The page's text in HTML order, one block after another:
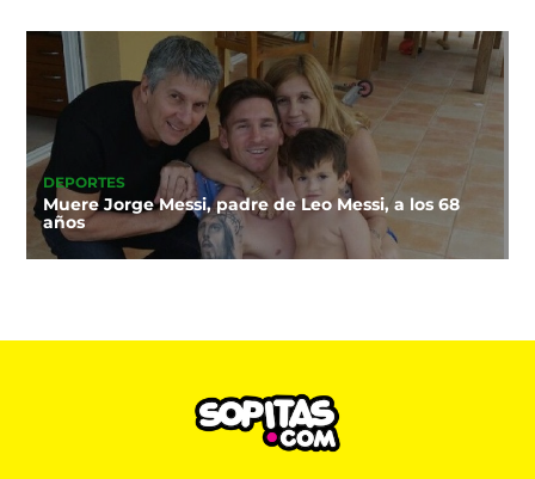
DEPORTES
Muere Jorge Messi, padre de Leo Messi, a los 68
años